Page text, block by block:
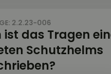
2.2.23-006
das Tragen
Schutzhelms